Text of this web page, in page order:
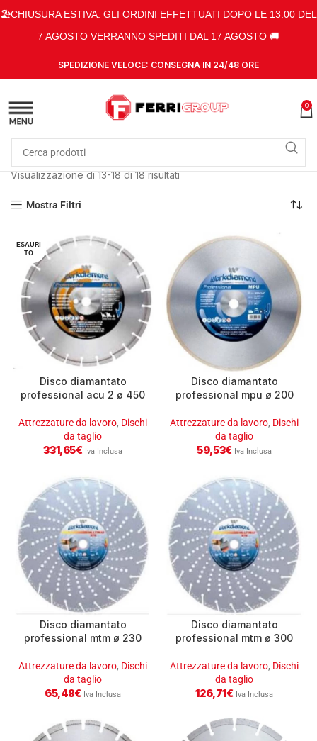
🏖️CHIUSURA ESTIVA: GLI ORDINI EFFETTUATI DOPO LE 13:00 DEL
7 AGOSTO VERRANNO SPEDITI DAL 17 AGOSTO 🚚
SPEDIZIONE VELOCE: CONSEGNA IN 24/48 ORE
0
Home Shop
Visualizzazione di 13-18 di 18 risultati
Mostra Filtri
ESAURI
TO
Disco diamantato
professional acu 2 ø 450
Attrezzature da lavoro, Dischi
da taglio
331,65€ Iva Inclusa
Disco diamantato
professional mpu ø 200
Attrezzature da lavoro, Dischi
da taglio
59,53€ Iva Inclusa
Disco diamantato
professional mtm ø 230
Attrezzature da lavoro, Dischi
da taglio
65,48€ Iva Inclusa
Disco diamantato
professional mtm ø 300
Attrezzature da lavoro, Dischi
da taglio
126,71€ Iva Inclusa